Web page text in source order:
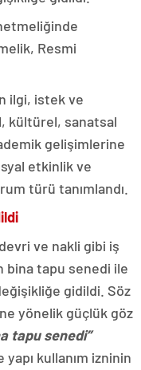
Resmi
ilgi, istek ve
kültürel, sanatsal
gelişimlerine
etkinlik ve
türü tanımlandı.
devri ve nakli gibi iş
bina tapu senedi ile
gidildi. Söz
yönelik güçlük göz
tapu senedi”
kullanım izninin